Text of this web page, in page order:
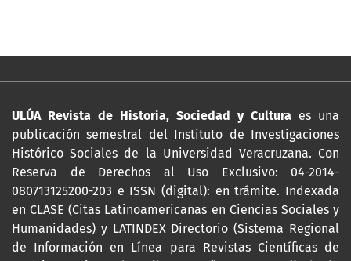
ULÚA Revista de Historia, Sociedad y Cultura es una
publicación semestral del Instituto de Investigaciones
Histórico Sociales de la Universidad Veracruzana. Con
Reserva de Derechos al Uso Exclusivo: 04-2014-
080713125200-203 e ISSN (digital): en trámite. Indexada
en CLASE (Citas Latinoamericanas en Ciencias Sociales y
Humanidades) y LATINDEX Directorio (Sistema Regional
de Información en Línea para Revistas Científicas de